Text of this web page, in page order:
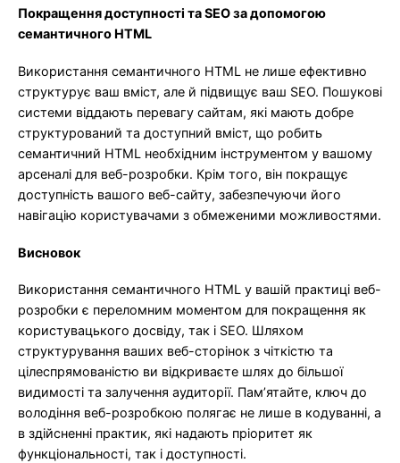
Покращення доступності та SEO за допомогою
семантичного HTML
Використання семантичного HTML не лише ефективно
структурує ваш вміст, але й підвищує ваш SEO. Пошукові
системи віддають перевагу сайтам, які мають добре
структурований та доступний вміст, що робить
семантичний HTML необхідним інструментом у вашому
арсеналі для веб-розробки. Крім того, він покращує
доступність вашого веб-сайту, забезпечуючи його
навігацію користувачами з обмеженими можливостями.
Висновок
Використання семантичного HTML у вашій практиці веб-
розробки є переломним моментом для покращення як
користувацького досвіду, так і SEO. Шляхом
структурування ваших веб-сторінок з чіткістю та
цілеспрямованістю ви відкриваєте шлях до більшої
видимості та залучення аудиторії. Пам’ятайте, ключ до
володіння веб-розробкою полягає не лише в кодуванні, а
в здійсненні практик, які надають пріоритет як
функціональності, так і доступності.